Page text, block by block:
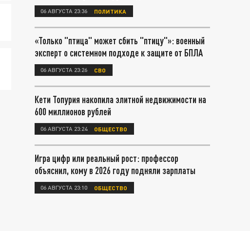
06 АВГУСТА 23:36 ПОЛИТИКА
«Только "птица" может сбить "птицу"»: военный
эксперт о системном подходе к защите от БПЛА
06 АВГУСТА 23:26 СВО
Кети Топурия накопила элитной недвижимости на
600 миллионов рублей
06 АВГУСТА 23:24 ОБЩЕСТВО
Игра цифр или реальный рост: профессор
объяснил, кому в 2026 году подняли зарплаты
06 АВГУСТА 23:10 ОБЩЕСТВО